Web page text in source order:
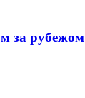
за рубежом